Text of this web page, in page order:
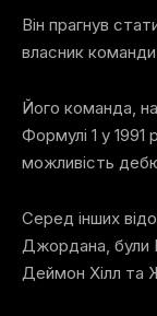
Він прагнув
власник
Його команда,
Формулі 1 у
можливість
Серед інших
Джордана, були
Деймон Хілл та